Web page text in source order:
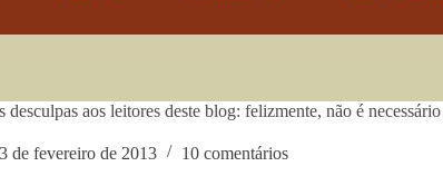
desculpas aos leitores deste blog: felizmente, não é
de fevereiro de 2013 10 comentários